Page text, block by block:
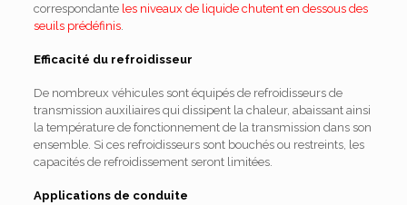
correspondante les niveaux de liquide chutent en dessous des
seuils prédéfinis.
Efficacité du refroidisseur
De nombreux véhicules sont équipés de refroidisseurs de
transmission auxiliaires qui dissipent la chaleur, abaissant ainsi
la température de fonctionnement de la transmission dans son
ensemble. Si ces refroidisseurs sont bouchés ou restreints, les
capacités de refroidissement seront limitées.
Applications de conduite